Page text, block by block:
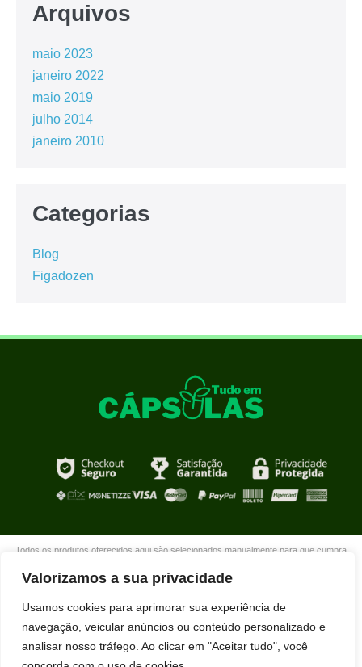
Valorizamos a sua privacidade
Usamos cookies para aprimorar sua experiência de
navegação, veicular anúncios ou conteúdo personalizado e
analisar nosso tráfego. Ao clicar em "Aceitar tudo", você
Arquivos
maio 2023
janeiro 2022
maio 2019
julho 2014
janeiro 2010
Categorias
Blog
Figadozen
Todos os produtos oferecidos aqui são selecionados manualmente para que cumpra
extraordinários para você que está realmente comprometido com sua mudança. Boas